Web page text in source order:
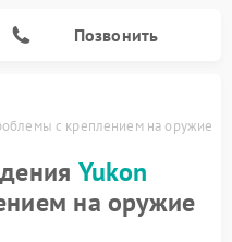
Позвонить
с креплением на оружие
Yukon
на оружие